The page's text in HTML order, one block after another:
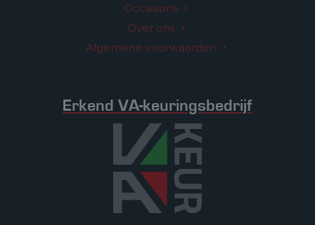
Occasions
Over ons
Algemene voorwaarden
Erkend VA-keuringsbedrijf